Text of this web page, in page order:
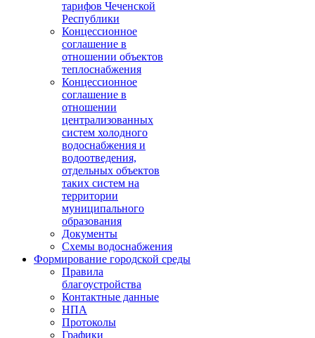
тарифов Чеченской
Республики
Концессионное
соглашение в
отношении объектов
теплоснабжения
Концессионное
соглашение в
отношении
централизованных
систем холодного
водоснабжения и
водоотведения,
отдельных объектов
таких систем на
территории
муниципального
образования
Документы
Схемы водоснабжения
Формирование городской среды
Правила
благоустройства
Контактные данные
НПА
Протоколы
Графики